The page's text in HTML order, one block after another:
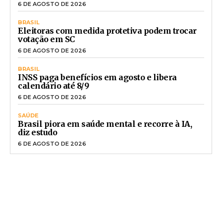
6 DE AGOSTO DE 2026
BRASIL
Eleitoras com medida protetiva podem trocar
votação em SC
6 DE AGOSTO DE 2026
BRASIL
INSS paga benefícios em agosto e libera
calendário até 8/9
6 DE AGOSTO DE 2026
SAÚDE
Brasil piora em saúde mental e recorre à IA,
diz estudo
6 DE AGOSTO DE 2026